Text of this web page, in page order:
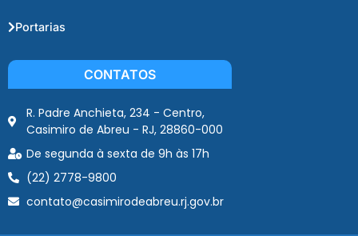
Portarias
CONTATOS
R. Padre Anchieta, 234 - Centro,
Casimiro de Abreu - RJ, 28860-000
De segunda à sexta de 9h às 17h
(22) 2778-9800
contato@casimirodeabreu.rj.gov.br